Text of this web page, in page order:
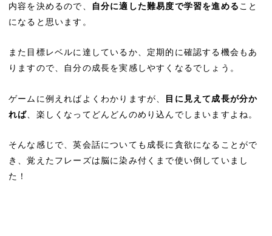
内容を決めるので、
自分に適した難易度で学習を進める こと
になると思います。
また目標レベルに達しているか、定期的に確認する機会もあ
りますので、自分の成長を実感しやすくなるでしょう。
ゲームに例えればよくわかりますが、
目に見えて成長が分か
れば 、楽しくなってどんどんのめり込んでしまいますよね。
そんな感じで、英会話についても成長に貪欲になることがで
き、覚えたフレーズは脳に染み付くまで使い倒していまし
た！